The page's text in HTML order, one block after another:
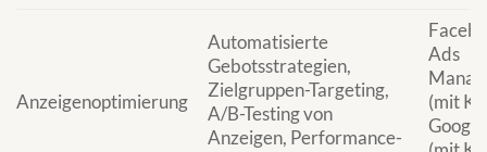
Anzeigenoptimierung
Automatisierte
Gebotsstrategien,
Zielgruppen-Targeting,
A/B-Testing von
Anzeigen, Performance-
Ads
(mit